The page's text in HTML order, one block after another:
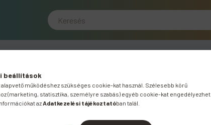
beállítások
alapvető működéshez szükséges cookie-kat használ. Szélesebb körű
(marketing, statisztika, személyre szabás) egyéb cookie-kat engedélyezhet.
azAdatkezelési tájékoztatóban talál.